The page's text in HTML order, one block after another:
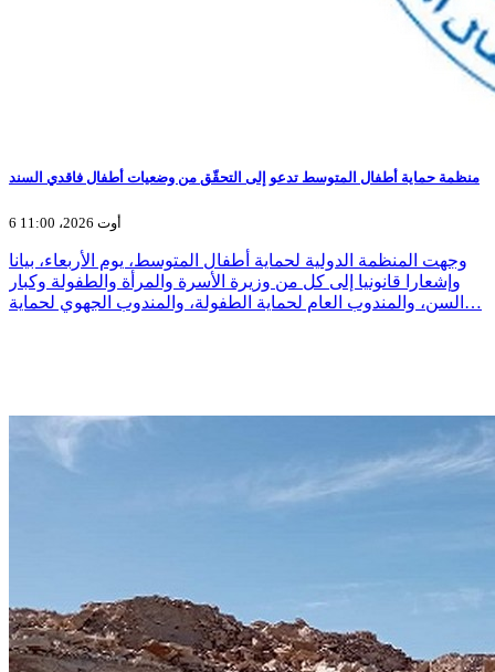
منظمة حماية أطفال المتوسط تدعو إلى التحقّق من وضعيات أطفال فاقدي السند
6 أوت 2026، 11:00
وجهت المنظمة الدولية لحماية أطفال المتوسط، يوم الأربعاء، بيانا
وإشعارا قانونيا إلى كل من وزيرة الأسرة والمرأة والطفولة وكبار
السن، والمندوب العام لحماية الطفولة، والمندوب الجهوي لحماية…